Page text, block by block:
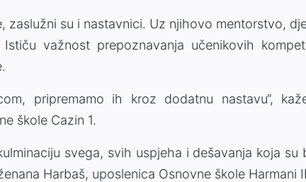
zaslužni su i nastavnici. Uz njihovo mentorstvo,
važnost prepoznavanja učenikovih
pripremamo ih kroz dodatnu nastavu“,
škole Cazin 1.
svega, svih uspjeha i dešavanja koja su
Harbaš, uposlenica Osnovne škole Harmani